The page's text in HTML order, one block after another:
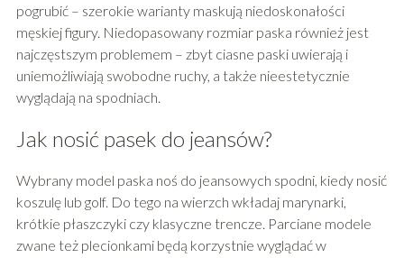
pogrubić – szerokie warianty maskują niedoskonałości
męskiej figury. Niedopasowany rozmiar paska również jest
najczęstszym problemem – zbyt ciasne paski uwierają i
uniemożliwiają swobodne ruchy, a także nieestetycznie
wyglądają na spodniach.
Jak nosić pasek do jeansów?
Wybrany model paska noś do jeansowych spodni, kiedy nosić
koszulę lub golf. Do tego na wierzch wkładaj marynarki,
krótkie płaszczyki czy klasyczne trencze. Parciane modele
zwane też plecionkami będą korzystnie wyglądać w